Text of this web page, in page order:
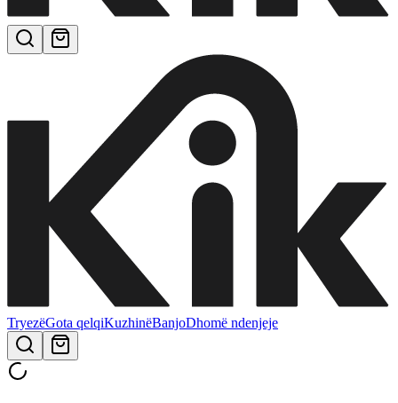
TryezëGota qelqiKuzhinëBanjoDhomë ndenjeje